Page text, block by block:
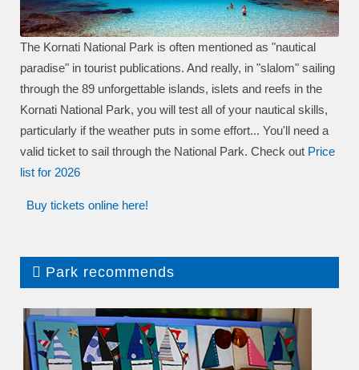
The Kornati National Park is often mentioned as "nautical
paradise" in tourist publications. And really, in "slalom" sailing
through the 89 unforgettable islands, islets and reefs in the
Kornati National Park, you will test all of your nautical skills,
particularly if the weather puts in some effort... You'll need a
valid ticket to sail through the National Park. Check out Price
list for 2026
Buy tickets online here!
Park recommends